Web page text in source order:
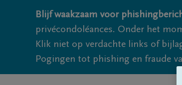
Blijf waakzaam voor
privécondoléances. Onder het
Klik niet op verdachte links of
Pogingen tot phishing en fraude